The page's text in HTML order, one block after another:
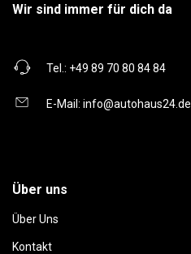
Wir sind immer für dich da
Tel.: +49 89 70 80 84 84
E-Mail: info@autohaus24.de
Über uns
Über Uns
Kontakt